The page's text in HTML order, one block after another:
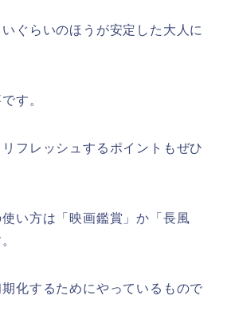
ぐらいのほうが安定した大人に
す。
フレッシュするポイントもぜひ
い方は「映画鑑賞」か「長風
化するためにやっているもので